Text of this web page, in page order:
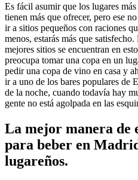
Es fácil asumir que los lugares
tienen más que ofrecer, pero ese
ir a sitios pequeños con raciones
menos, estarás más que
mejores sitios se encuentran en
preocupa tomar una copa en un
pedir una copa de vino en casa y
ir a uno de los bares populares de
de la noche, cuando todavía hay
gente no está agolpada en las
La mejor manera de
para beber en
lugareños.